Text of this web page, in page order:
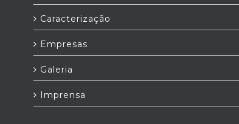
Caracterização
Empresas
Galeria
Imprensa